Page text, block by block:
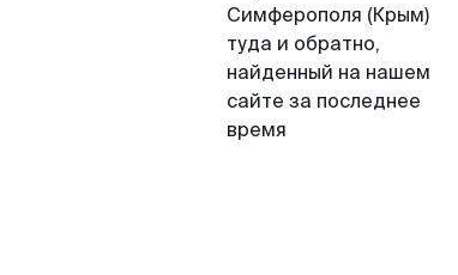
Симферополя (Крым)
туда и обратно,
найденный на нашем
сайте за последнее
время